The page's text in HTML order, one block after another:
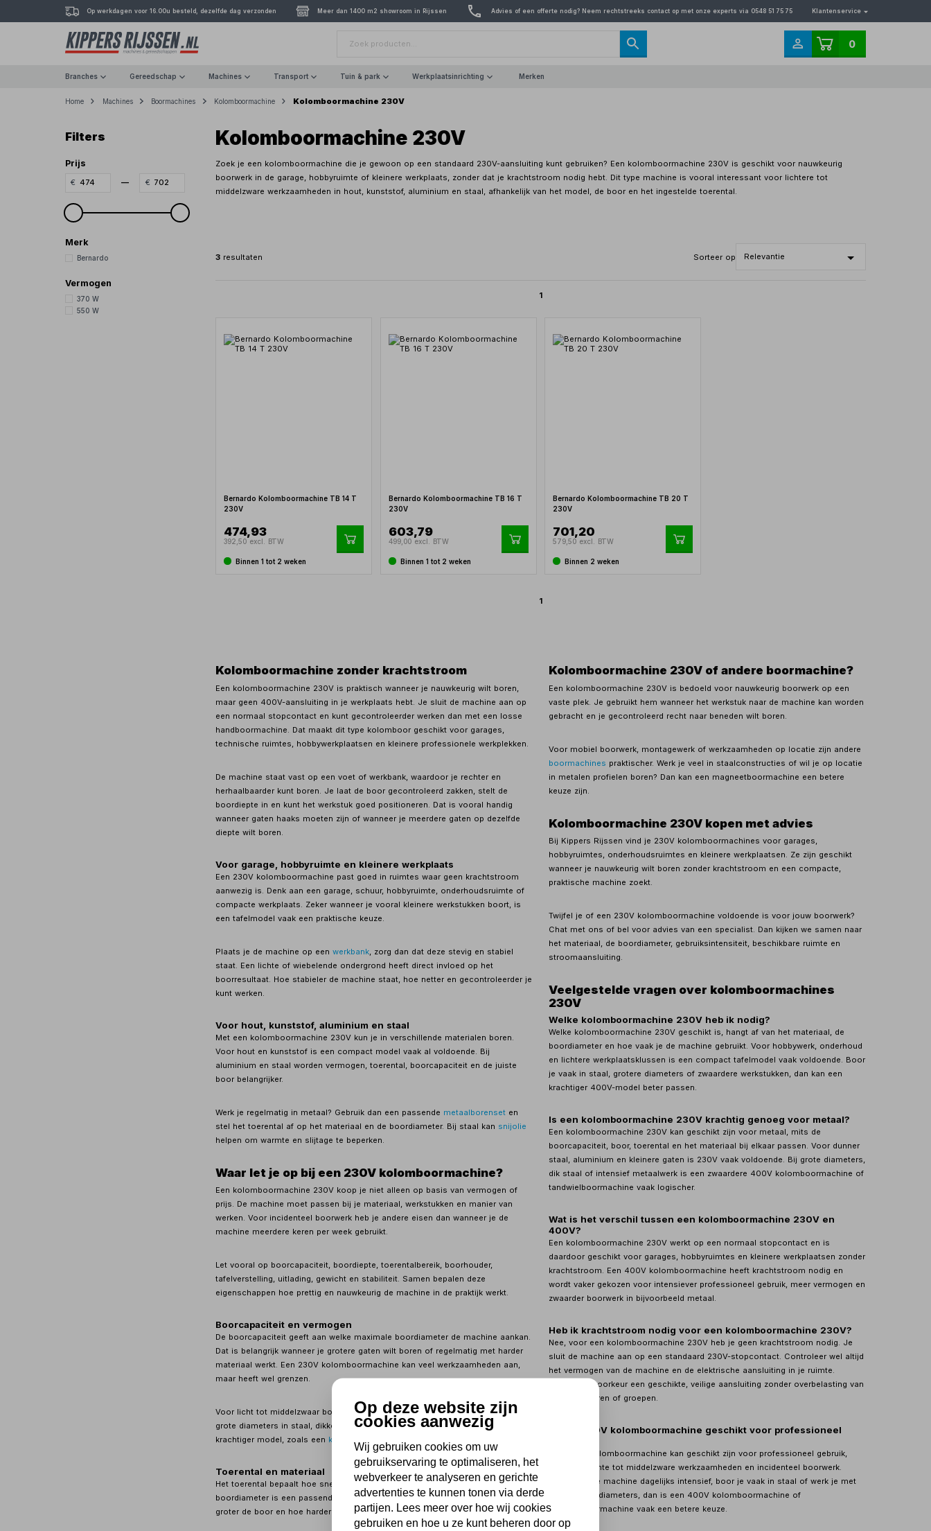
Op werkdagen voor 16.00u besteld, dezelfde dag verzonden Meer dan 1400 m2 showroom in Rijssen Advies of een offerte nodig? Neem rechtstreeks contact op met onze experts via 0548 51 75 75 Klantenservice
0
Branches Gereedschap Machines Transport Tuin & park Werkplaatsinrichting Merken
Home Machines Boormachines Kolomboormachine Kolomboormachine 230V
Filters
Prijs
—
Merk
Bernardo
Vermogen
370 W
550 W
Kolomboormachine 230V
Zoek je een kolomboormachine die je gewoon op een standaard 230V-aansluiting kunt gebruiken? Een kolomboormachine 230V is geschikt voor nauwkeurig
boorwerk in de garage, hobbyruimte of kleinere werkplaats, zonder dat je krachtstroom nodig hebt. Dit type machine is vooral interessant voor lichtere tot
middelzware werkzaamheden in hout, kunststof, aluminium en staal, afhankelijk van het model, de boor en het ingestelde toerental.
3 resultaten
1
Sorteer op
Bernardo Kolomboormachine TB 14 T
230V
474,93
392,50 excl. BTW
Binnen 1 tot 2 weken
Bernardo Kolomboormachine TB 16 T
230V
603,79
499,00 excl. BTW
Binnen 1 tot 2 weken
Bernardo Kolomboormachine TB 20 T
230V
701,20
579,50 excl. BTW
Binnen 2 weken
1
Kolomboormachine zonder krachtstroom
Een kolomboormachine 230V is praktisch wanneer je nauwkeurig wilt boren,
maar geen 400V-aansluiting in je werkplaats hebt. Je sluit de machine aan op
een normaal stopcontact en kunt gecontroleerder werken dan met een losse
handboormachine. Dat maakt dit type kolomboor geschikt voor garages,
technische ruimtes, hobbywerkplaatsen en kleinere professionele werkplekken.
De machine staat vast op een voet of werkbank, waardoor je rechter en
herhaalbaarder kunt boren. Je laat de boor gecontroleerd zakken, stelt de
boordiepte in en kunt het werkstuk goed positioneren. Dat is vooral handig
wanneer gaten haaks moeten zijn of wanneer je meerdere gaten op dezelfde
diepte wilt boren.
Voor garage, hobbyruimte en kleinere werkplaats
Een 230V kolomboormachine past goed in ruimtes waar geen krachtstroom
aanwezig is. Denk aan een garage, schuur, hobbyruimte, onderhoudsruimte of
compacte werkplaats. Zeker wanneer je vooral kleinere werkstukken boort, is
een tafelmodel vaak een praktische keuze.
Plaats je de machine op eenwerkbank , zorg dan dat deze stevig en stabiel
staat. Een lichte of wiebelende ondergrond heeft direct invloed op het
boorresultaat. Hoe stabieler de machine staat, hoe netter en gecontroleerder je
kunt werken.
Voor hout, kunststof, aluminium en staal
Met een kolomboormachine 230V kun je in verschillende materialen boren.
Voor hout en kunststof is een compact model vaak al voldoende. Bij
aluminium en staal worden vermogen, toerental, boorcapaciteit en de juiste
boor belangrijker.
Werk je regelmatig in metaal? Gebruik dan een passende metaalborenset en
stel het toerental af op het materiaal en de boordiameter. Bij staal kan snijolie
helpen om warmte en slijtage te beperken.
Waar let je op bij een 230V kolomboormachine?
Een kolomboormachine 230V koop je niet alleen op basis van vermogen of
prijs. De machine moet passen bij je materiaal, werkstukken en manier van
werken. Voor incidenteel boorwerk heb je andere eisen dan wanneer je de
machine meerdere keren per week gebruikt.
Let vooral op boorcapaciteit, boordiepte, toerentalbereik, boorhouder,
tafelverstelling, uitlading, gewicht en stabiliteit. Samen bepalen deze
eigenschappen hoe prettig en nauwkeurig de machine in de praktijk werkt.
Boorcapaciteit en vermogen
De boorcapaciteit geeft aan welke maximale boordiameter de machine aankan.
Dat is belangrijk wanneer je grotere gaten wilt boren of regelmatig met harder
materiaal werkt. Een 230V kolomboormachine kan veel werkzaamheden aan,
maar heeft wel grenzen.
Voor licht tot middelzwaar boorwerk is 230V vaak voldoende. Boor je vaak
grote diameters in staal, dikke profielen of zware werkstukken? Dan kan een
krachtiger model, zoals een kolomboormachine 400V
Toerental en materiaal
Het toerental bepaalt hoe snel de boor draait. Voor elk materiaal en elke
boordiameter is een passende snelheid nodig. In het algemeen geldt: hoe
groter de boor en hoe harder het materiaal, hoe lager het toerental.
Kolomboormachine 230V of andere boormachine?
Een kolomboormachine 230V is bedoeld voor nauwkeurig boorwerk op een
vaste plek. Je gebruikt hem wanneer het werkstuk naar de machine kan worden
gebracht en je gecontroleerd recht naar beneden wilt boren.
Voor mobiel boorwerk, montagewerk of werkzaamheden op locatie zijn andere
boormachines praktischer. Werk je veel in staalconstructies of wil je op locatie
in metalen profielen boren? Dan kan een magneetboormachine een betere
keuze zijn.
Kolomboormachine 230V kopen met advies
Bij Kippers Rijssen vind je 230V kolomboormachines voor garages,
hobbyruimtes, onderhoudsruimtes en kleinere werkplaatsen. Ze zijn geschikt
wanneer je nauwkeurig wilt boren zonder krachtstroom en een compacte,
praktische machine zoekt.
Twijfel je of een 230V kolomboormachine voldoende is voor jouw boorwerk?
Chat met ons of bel voor advies van een specialist. Dan kijken we samen naar
het materiaal, de boordiameter, gebruiksintensiteit, beschikbare ruimte en
stroomaansluiting.
Veelgestelde vragen over kolomboormachines
230V
Welke kolomboormachine 230V heb ik nodig?
Welke kolomboormachine 230V geschikt is, hangt af van het materiaal, de
boordiameter en hoe vaak je de machine gebruikt. Voor hobbywerk, onderhoud
en lichtere werkplaatsklussen is een compact tafelmodel vaak voldoende. Boor
je vaak in staal, grotere diameters of zwaardere werkstukken, dan kan een
krachtiger 400V-model beter passen.
Is een kolomboormachine 230V krachtig genoeg voor metaal?
Een kolomboormachine 230V kan geschikt zijn voor metaal, mits de
boorcapaciteit, boor, toerental en het materiaal bij elkaar passen. Voor dunner
staal, aluminium en kleinere gaten is 230V vaak voldoende. Bij grote diameters,
dik staal of intensief metaalwerk is een zwaardere 400V kolomboormachine of
tandwielboormachine vaak logischer.
Wat is het verschil tussen een kolomboormachine 230V en
400V?
Een kolomboormachine 230V werkt op een normaal stopcontact en is
daardoor geschikt voor garages, hobbyruimtes en kleinere werkplaatsen zonder
krachtstroom. Een 400V kolomboormachine heeft krachtstroom nodig en
wordt vaker gekozen voor intensiever professioneel gebruik, meer vermogen en
zwaarder boorwerk in bijvoorbeeld metaal.
Heb ik krachtstroom nodig voor een kolomboormachine 230V?
Nee, voor een kolomboormachine 230V heb je geen krachtstroom nodig. Je
sluit de machine aan op een standaard 230V-stopcontact. Controleer wel altijd
het vermogen van de machine en de elektrische aansluiting in je ruimte.
Gebruik bij voorkeur een geschikte, veilige aansluiting zonder overbelasting van
verlengsnoeren of groepen.
Is een 230V kolomboormachine geschikt voor professioneel
Een 230V kolomboormachine kan geschikt zijn voor professioneel gebruik,
vooral bij lichte tot middelzware werkzaamheden en incidenteel boorwerk.
Gebruik je de machine dagelijks intensief, boor je vaak in staal of werk je met
grotere boordiameters, dan is een 400V kolomboormachine of
tandwielboormachine vaak een betere keuze.
Op deze website zijn
cookies aanwezig
Wij gebruiken cookies om uw
gebruikservaring te optimaliseren, het
webverkeer te analyseren en gerichte
advertenties te kunnen tonen via derde
partijen. Lees meer over hoe wij cookies
gebruiken en hoe u ze kunt beheren door op